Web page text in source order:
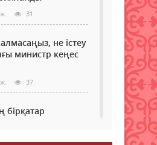
31
не істеу
министр кеңес
37
бірқатар